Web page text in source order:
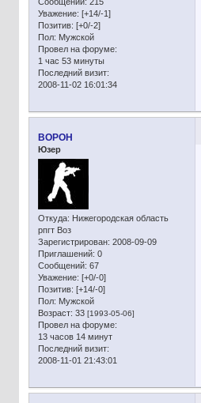
Уважение: [+14/-1]
Позитив: [+0/-2]
Пол: Мужской
Провел на форуме:
1 час 53 минуты
Последний визит:
2008-11-02 16:01:34
BOPOH
Юзер
Откуда: Нижегородская область
рпгт Воз
Зарегистрирован: 2008-09-09
Приглашений: 0
Сообщений: 67
Уважение: [+0/-0]
Позитив: [+14/-0]
Пол: Мужской
Возраст: 33 [1993-05-06]
Провел на форуме:
13 часов 14 минут
Последний визит:
2008-11-01 21:43:01